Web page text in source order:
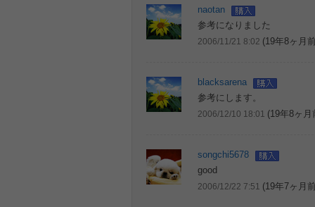
naotan
参考になりました
2006/11/21 8:02 (19年8ヶ月
blacksarena
参考にします。
2006/12/10 18:01 (19年8ヶ月
songchi5678
good
2006/12/22 7:51 (19年7ヶ月